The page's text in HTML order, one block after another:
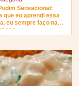
Sensacional:
que eu aprendi essa
eu sempre faço na